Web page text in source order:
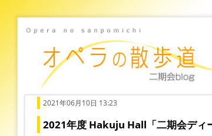
2021年06月10日 13:23
2021年度 Hakuju Hall「二期会ディ